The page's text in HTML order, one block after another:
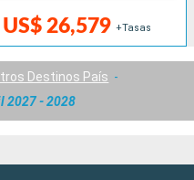
US$ 26,579 +Tasas
Destinos País
2027 - 2028